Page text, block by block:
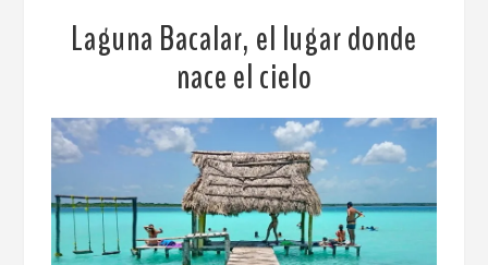
Laguna Bacalar, el lugar donde
nace el cielo